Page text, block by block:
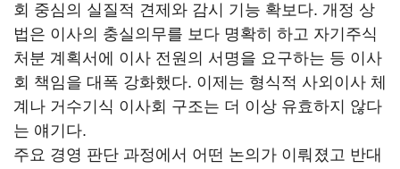
회 중심의 실질적 견제와 감시 기능 확보다. 개정 상
법은 이사의 충실의무를 보다 명확히 하고 자기주식
처분 계획서에 이사 전원의 서명을 요구하는 등 이사
회 책임을 대폭 강화했다. 이제는 형식적 사외이사 체
계나 거수기식 이사회 구조는 더 이상 유효하지 않다
는 얘기다.
주요 경영 판단 과정에서 어떤 논의가 이뤄졌고 반대